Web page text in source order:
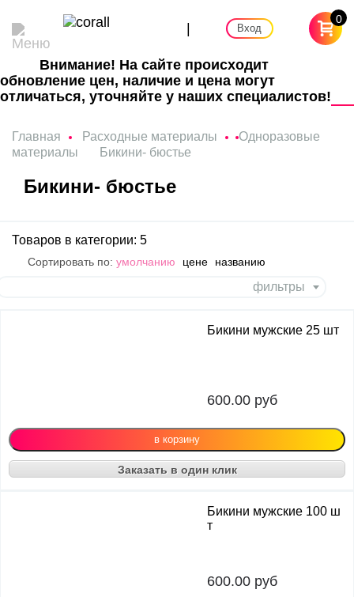
| Вход
0
Внимание! На сайте происходит
обновление цен, наличие и цена могут
отличаться, уточняйте у наших специалистов!
Главная Расходные материалы
Одноразовые
материалы
Бикини- бюстье
Бикини- бюстье
Товаров в категории: 5
Сортировать по: умолчанию цене названию
фильтры
Бикини мужские 25 шт
600.00 руб
Заказать в один клик
Бикини мужские 100 ш
т
600.00 руб